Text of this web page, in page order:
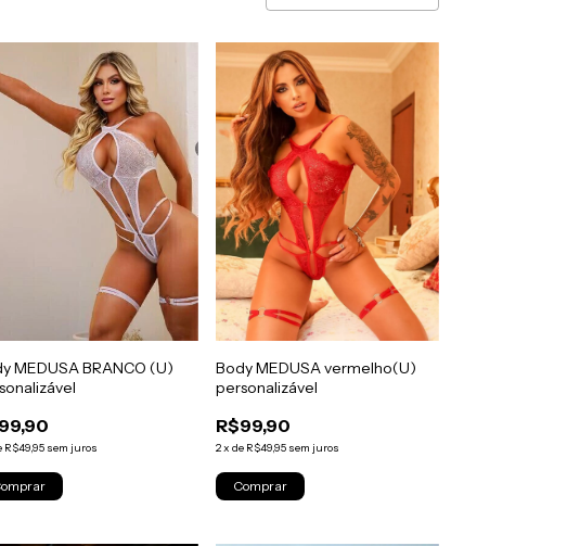
MEDUSA BRANCO (U)
R$49,95 sem juros
Body MEDUSA vermelho(U)
personalizável
R$99,90
2x de R$49,95 sem juros